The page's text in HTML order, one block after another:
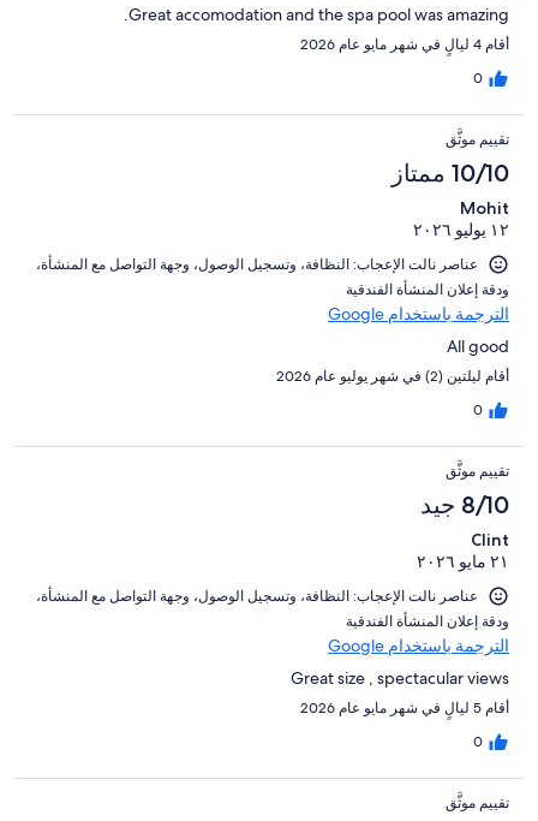
Great accomodation and the spa pool was amazing.
أقام 4 ليالٍ في شهر مايو عام 2026
0
تقييم موثَّق
10/10 ممتاز
Mohit
١٢ يوليو ٢٠٢٦
عناصر نالت الإعجاب: ⁦النظافة⁩، و⁦تسجيل الوصول⁩، و⁦جهة التواصل مع المنشأة⁩،
و⁦دقة إعلان المنشأة الفندقية⁩
الترجمة باستخدام Google
All good
أقام ليلتين (2) في شهر يوليو عام 2026
0
تقييم موثَّق
8/10 جيد
Clint
٢١ مايو ٢٠٢٦
عناصر نالت الإعجاب: ⁦النظافة⁩، و⁦تسجيل الوصول⁩، و⁦جهة التواصل مع المنشأة⁩،
و⁦دقة إعلان المنشأة الفندقية⁩
الترجمة باستخدام Google
Great size , spectacular views
أقام 5 ليالٍ في شهر مايو عام 2026
0
تقييم موثَّق